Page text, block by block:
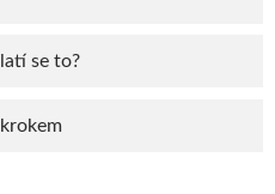
se to?